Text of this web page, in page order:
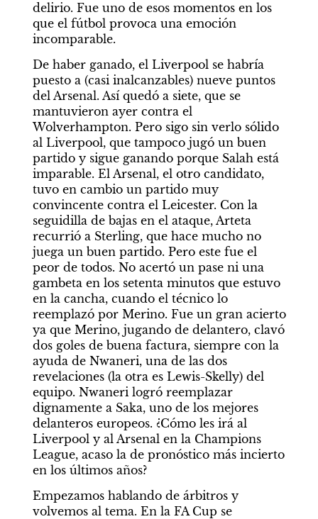
delirio. Fue uno de esos momentos en los
que el fútbol provoca una emoción
incomparable.
De haber ganado, el Liverpool se habría
puesto a (casi inalcanzables) nueve puntos
del Arsenal. Así quedó a siete, que se
mantuvieron ayer contra el
Wolverhampton. Pero sigo sin verlo sólido
al Liverpool, que tampoco jugó un buen
partido y sigue ganando porque Salah está
imparable. El Arsenal, el otro candidato,
tuvo en cambio un partido muy
convincente contra el Leicester. Con la
seguidilla de bajas en el ataque, Arteta
recurrió a Sterling, que hace mucho no
juega un buen partido. Pero este fue el
peor de todos. No acertó un pase ni una
gambeta en los setenta minutos que estuvo
en la cancha, cuando el técnico lo
reemplazó por Merino. Fue un gran acierto
ya que Merino, jugando de delantero, clavó
dos goles de buena factura, siempre con la
ayuda de Nwaneri, una de las dos
revelaciones (la otra es Lewis-Skelly) del
equipo. Nwaneri logró reemplazar
dignamente a Saka, uno de los mejores
delanteros europeos. ¿Cómo les irá al
Liverpool y al Arsenal en la Champions
League, acaso la de pronóstico más incierto
en los últimos años?
Empezamos hablando de árbitros y
volvemos al tema. En la FA Cup se